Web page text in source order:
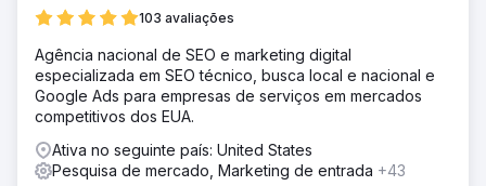
103 avaliações
Agência nacional de SEO e marketing digital
especializada em SEO técnico, busca local e nacional e
Google Ads para empresas de serviços em mercados
competitivos dos EUA.
Ativa no seguinte país: United States
Pesquisa de mercado, Marketing de entrada +43